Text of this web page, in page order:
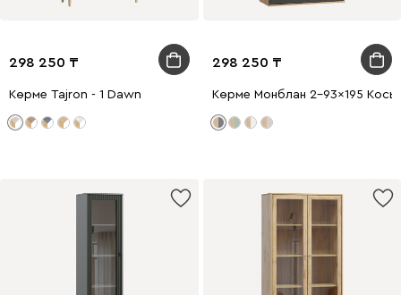
298 250
Көрме Tajron - 1 Dawn
298 250
Көрме Монблан 2-93x195 Косы